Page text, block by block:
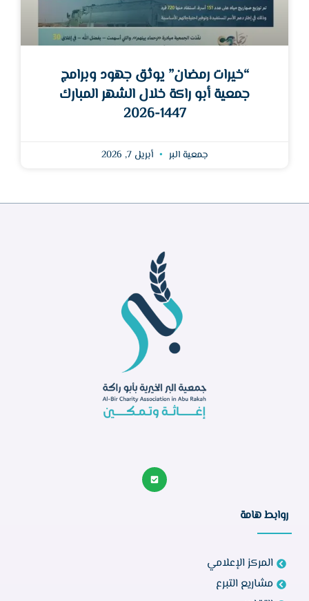
“خيرات رمضان” يوثق جهود وبرامج
جمعية أبو راكة خلال الشهر المبارك
1447-2026
جمعية البر أبريل 7, 2026
روابط هامة
المركز الإعلامي
مشاريع التبرع